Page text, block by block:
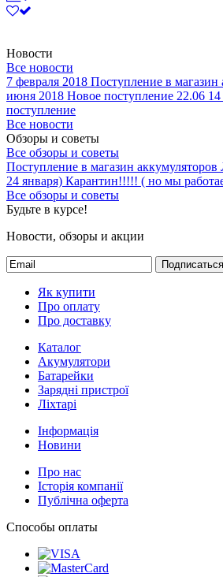
Новости
Все новости
7 февраля 2018 Поступление в магазин
июня 2018 Новое поступление 22.06
поступление
Все новости
Обзоры и советы
Все обзоры и советы
Поступление в магазин аккумуляторов
24 января) Карантин!!!!! ( но мы
Все обзоры и советы
Будьте в курсе!
Новости, обзоры и акции
Подписаться
Як купити
Про оплату
Про доставку
Каталог
Акумулятори
Батарейки
Зарядні пристрої
Ліхтарі
Інформація
Новини
Про нас
Історія компанії
Публічна оферта
Способы оплаты